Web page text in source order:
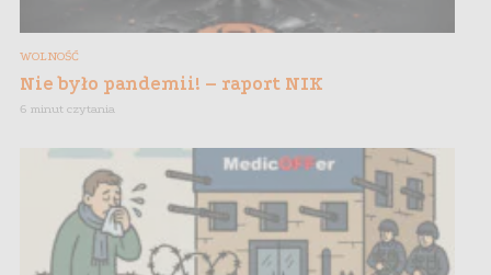
WOLNOŚĆ
Nie było pandemii! – raport NIK
6 minut czytania